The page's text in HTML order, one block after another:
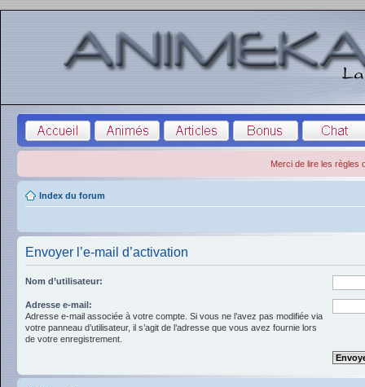
Merci de lire les règles
Index du forum
Envoyer l’e-mail d’activation
Nom d’utilisateur:
Adresse e-mail:
Adresse e-mail associée à votre compte. Si vous ne l’avez pas modifiée via
votre panneau d’utilisateur, il s’agit de l’adresse que vous avez fournie lors
de votre enregistrement.